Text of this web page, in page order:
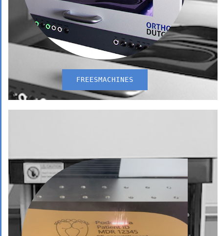
FREESMACHINES